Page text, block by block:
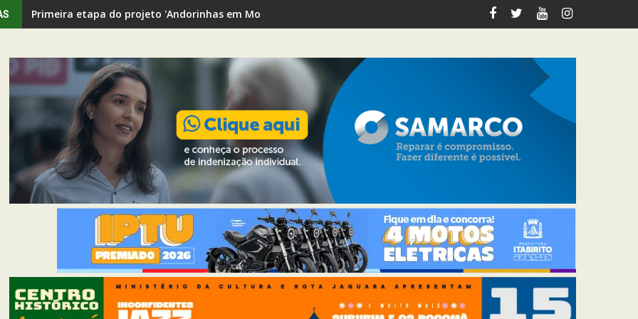
Primeira etapa do projeto 'Andorinhas em Movimento' revitaliza 12 km de trilhas